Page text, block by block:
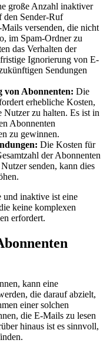
große Anzahl inaktiver
den Sender-Ruf
versenden, die nicht
im Spam-Ordner zu
das Verhalten der
Ignorierung von E-
Sendungen
von Abonnenten: Die
erhebliche Kosten,
Nutzer zu halten. Es ist in
Abonnenten
zu gewinnen.
Die Kosten für
der Abonnenten
senden, kann dies
inaktive ist eine
keine komplexen
erfordert.
kann eine
die darauf abzielt,
einer solchen
die E-Mails zu lesen
hinaus ist es sinnvoll,